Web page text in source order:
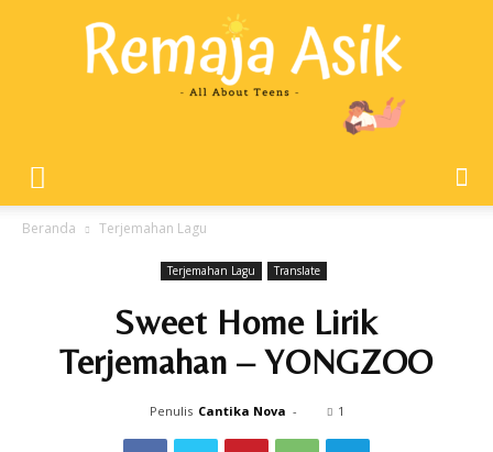
Beranda Terjemahan Lagu
Terjemahan Lagu Translate
Sweet Home Lirik
Terjemahan – YONGZOO
Penulis Cantika Nova - 1